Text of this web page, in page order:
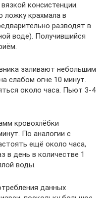
консистенции.
ложку крахмала в
разводят в
воде). Получившийся
заливают небольшим
слабом огне 10 минут.
около часа. Пьют 3-4
кровохлёбки
По аналогии с
ещё около часа,
в день в количестве 1
воды.
данных